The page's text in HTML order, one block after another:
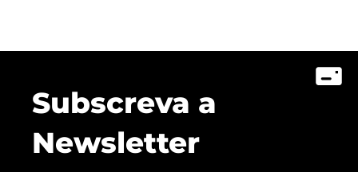
Subscreva a
Newsletter